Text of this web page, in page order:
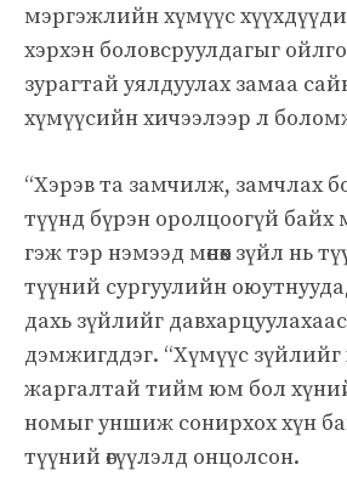
мэргэжлийн хүмүүс
хэрхэн боловсруулдагыг
зурагтай уялдуулах замаа
хүмүүсийн хичээлээр л
“Хэрэв та замчилж, замчлах
түүнд бүрэн оролцоогүй байх
гэж тэр нэмээд мөнөөх зүйл нь
түүний сургуулийн оюутнуудад
дахь зүйлийг
дэмжигддэг. “Хүмүүс зүйлийг
жаргалтай тийм юм бол
номыг уншиж сонирхох хүн
түүний өгүүлэлд онцолсон.